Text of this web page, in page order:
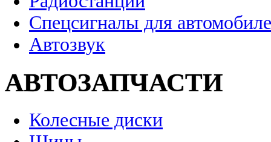
Спецсигналы для
Автозвук
АВТОЗАПЧАСТИ
Колесные диски